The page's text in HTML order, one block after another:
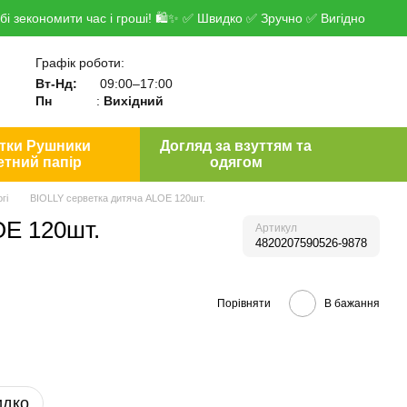
час і гроші! 🛍✨ ✅ Швидко ✅ Зручно ✅ Вигідно
Графік роботи:
Вт-Нд:
09:00–17:00
Пн
: Вихідний
Рушники
папір
Догляд за взуттям та
одягом
BIOLLY серветка дитяча ALOE 120шт.
120шт. Артикул
4820207590526-9878
Порівняти В бажання